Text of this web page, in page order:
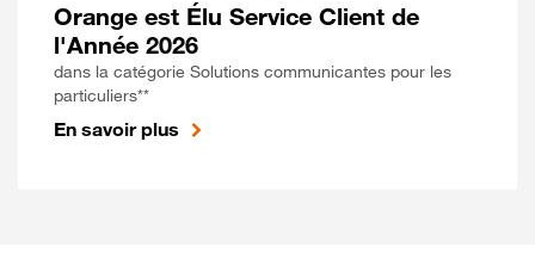
Orange est Élu Service Client de
l'Année 2026
dans la catégorie Solutions communicantes pour les
particuliers**
En savoir plus